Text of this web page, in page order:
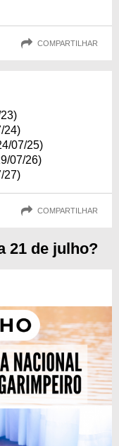
COMPARTILHAR
24)
07/25)
07/26)
27)
COMPARTILHAR
21 de julho?